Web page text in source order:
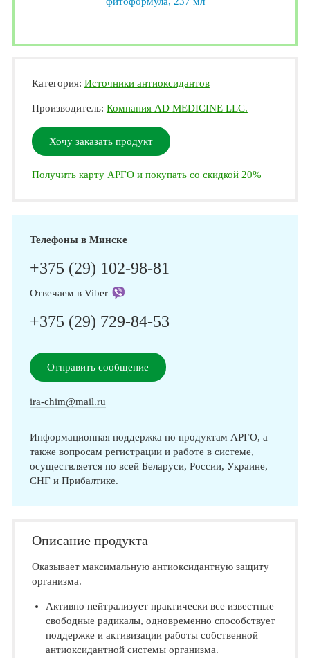
Категория: Источники антиоксидантов
Производитель: Компания AD MEDICINE LLC.
Хочу заказать продукт
Получить карту АРГО и покупать со скидкой 20%
Телефоны в Минске
+375 (29) 102-98-81
Отвечаем в Viber
+375 (29) 729-84-53
Отправить сообщение
ira-chim@mail.ru
Информационная поддержка по продуктам АРГО, а
также вопросам регистрации и работе в системе,
осуществляется по всей Беларуси, России, Украине,
СНГ и Прибалтике.
Описание продукта
Оказывает максимальную антиоксидантную защиту
организма.
Активно нейтрализует практически все известные
свободные радикалы, одновременно способствует
поддержке и активизации работы собственной
антиоксидантной системы организма.